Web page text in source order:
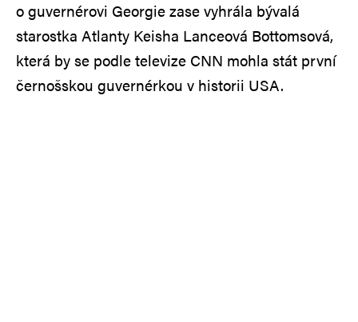
o guvernérovi Georgie zase vyhrála bývalá
starostka Atlanty Keisha Lanceová Bottomsová,
která by se podle televize CNN mohla stát první
černošskou guvernérkou v historii USA.